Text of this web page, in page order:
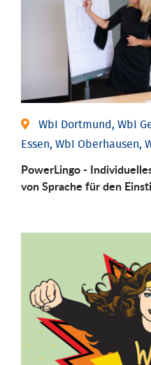
WbI Dortmund, WbI
Essen, WbI Oberhausen,
PowerLingo -
von Sprache für den